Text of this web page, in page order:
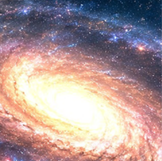
ideas sobre la creación... ¿Podemos crear
biológica? Durante siglos creímos que la
mayor aspiración de la inteligencia humana
consistía en comprender la vida. Hoy
comienza a aparecer una posibilidad todavía
más desconcer